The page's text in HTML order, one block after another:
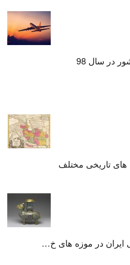
در سال 98
های تاریخی مختلف
ایران در موزه های خ…